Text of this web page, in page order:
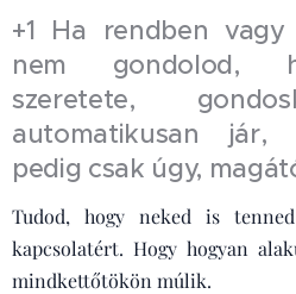
+1 Ha rendben
nem gondolod,
szeretete,
automatikusan jár,
pedig csak úgy,
Tudod, hogy neked is
kapcsolatért. Hogy hogyan
mindkettőtökön múlik.